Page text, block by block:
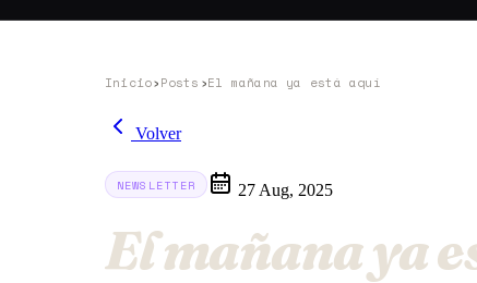
Inicio›Posts ›El mañana ya está aquí
Volver
NEWSLETTER 27 Aug, 2025
El mañana ya